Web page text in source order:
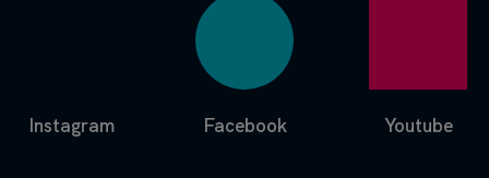
Facebook
Instagram Youtube